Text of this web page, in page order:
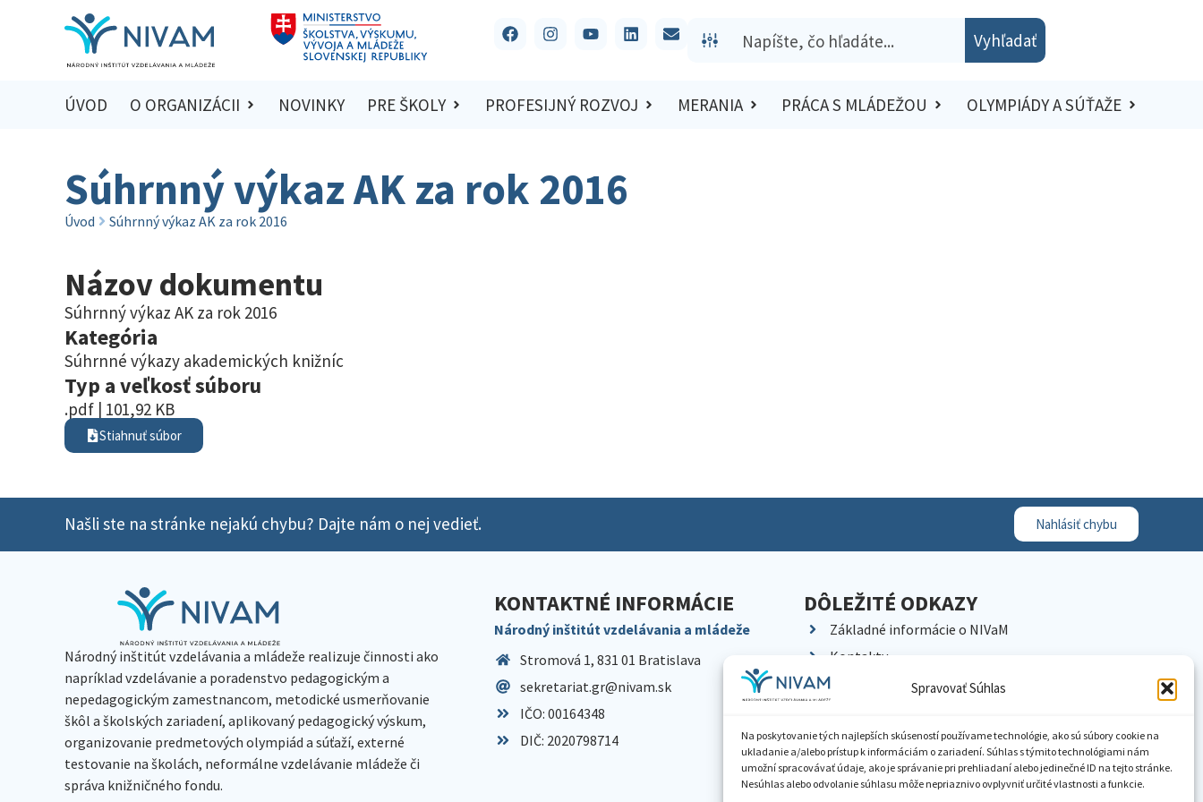
Spravovať Súhlas
Na poskytovanie tých najlepších skúseností používame technológie, ako sú súbory cookie na
ukladanie a/alebo prístup k informáciám o zariadení. Súhlas s týmito technológiami nám
umožní spracovávať údaje, ako je správanie pri prehliadaní alebo jedinečné ID na tejto stránke.
Nesúhlas alebo odvolanie súhlasu môže nepriaznivo ovplyvniť určité vlastnosti a funkcie.
Vyhľadať
ÚVOD O ORGANIZÁCII NOVINKY PRE ŠKOLY PROFESIJNÝ ROZVOJ MERANIA PRÁCA S MLÁDEŽOU OLYMPIÁDY A SÚŤAŽE
Súhrnný výkaz AK za rok 2016
Úvod Súhrnný výkaz AK za rok 2016
Názov dokumentu
Súhrnný výkaz AK za rok 2016
Kategória
Súhrnné výkazy akademických knižníc
Typ a veľkosť súboru
.pdf | 101,92 KB
Stiahnuť súbor
Našli ste na stránke nejakú chybu? Dajte nám o nej vedieť. Nahlásiť chybu
Národný inštitút vzdelávania a mládeže realizuje činnosti ako
napríklad vzdelávanie a poradenstvo pedagogickým a
nepedagogickým zamestnancom, metodické usmerňovanie
škôl a školských zariadení, aplikovaný pedagogický výskum,
organizovanie predmetových olympiád a súťaží, externé
testovanie na školách, neformálne vzdelávanie mládeže či
správa knižničného fondu.
KONTAKTNÉ INFORMÁCIE
Národný inštitút vzdelávania a mládeže
Stromová 1, 831 01 Bratislava
sekretariat.gr@nivam.sk
IČO: 00164348
DIČ: 2020798714
DÔLEŽITÉ ODKAZY
Základné informácie o NIVaM
Kontakty
Kariéra
Pracoviská NIVaM
Dokumenty inštitúcie
Knižnica